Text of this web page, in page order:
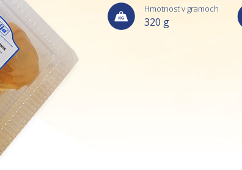
Hmotnosť v gramoch
320 g